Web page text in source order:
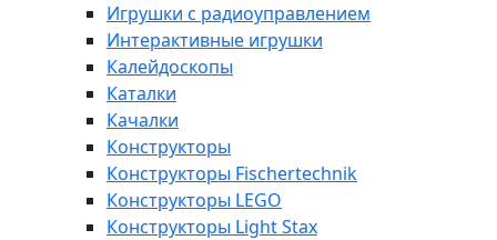
Игрушки с радиоуправлением
Интерактивные игрушки
Калейдоскопы
Каталки
Качалки
Конструкторы
Конструкторы Fisсhertechnik
Конструкторы LEGO
Конструкторы Light Stax